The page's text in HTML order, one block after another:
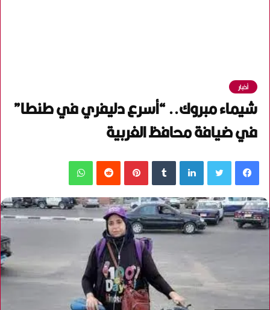
أخبار
شيماء مبروك.. “أسرع دليفري في طنطا”
في ضيافة محافظ الغربية
فيسبوك لينكدإن بينتيريست